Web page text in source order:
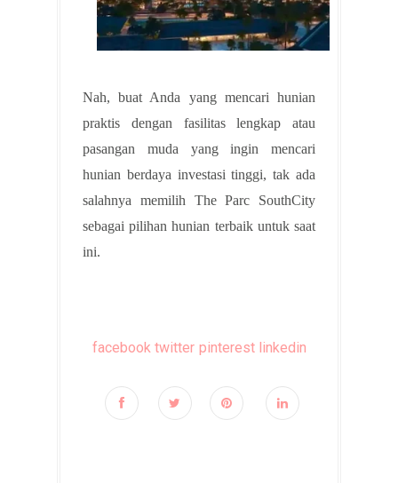
Nah, buat Anda yang mencari hunian
praktis dengan fasilitas lengkap atau
pasangan muda yang ingin mencari
hunian berdaya investasi tinggi, tak ada
salahnya memilih The Parc SouthCity
sebagai pilihan hunian terbaik untuk saat
ini.
facebook twitter pinterest linkedin